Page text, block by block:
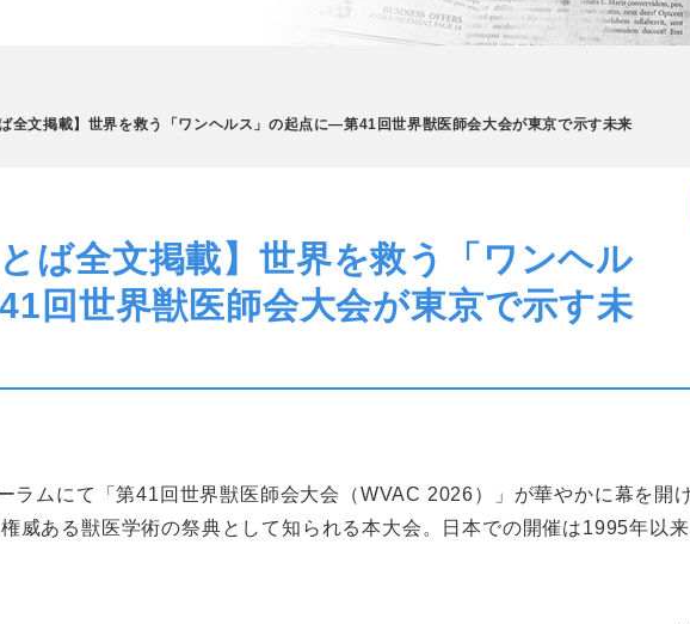
ば全文掲載】世界を救う「ワンヘルス」の起点に―第41回世界獣医師会大会が東京で示す未来
ば全文掲載】世界を救う「ワンヘル
回世界獣医師会大会が東京で示す未
ラムにて「第41回世界獣医師会大会（WVAC 2026）」が華やかに幕を開け
威ある獣医学術の祭典として知られる本大会。日本での開催は1995年以